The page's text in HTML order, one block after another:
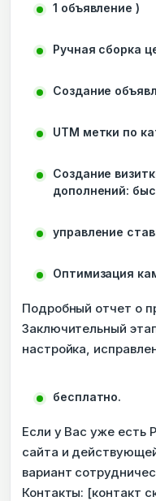
1 объявление )
Ручная сборка
Создание
UTM метки по
Создание
дополнений:
управление
Оптимизация
Подробный отчет о
Заключительный
настройка,
бесплатно.
Если у Вас уже есть
сайта и
вариант
Контакты: [контакт